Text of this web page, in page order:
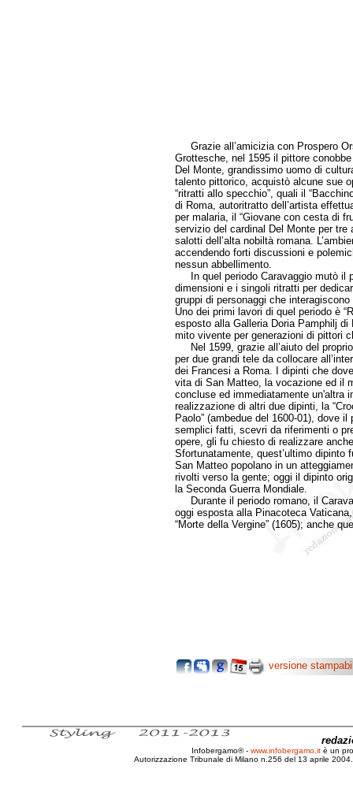
Grazie all’amicizia con Prospero
Grottesche, nel 1595 il pittore
Del Monte, grandissimo uomo di
talento pittorico, acquistò alcune sue
“ritratti allo specchio”, quali il
di Roma, autoritratto dell’artista
per malaria, il “Giovane con cesta di
servizio del cardinal Del Monte per
salotti dell’alta nobiltà romana.
accendendo forti discussioni e
nessun abbellimento.
In quel periodo Caravaggio mutò il
dimensioni e i singoli ritratti per
gruppi di personaggi che
Uno dei primi lavori di quel periodo è
esposto alla Galleria Doria Pamphilj
mito vivente per generazioni di pittori
Nel 1599, grazie all’aiuto del
per due grandi tele da collocare
dei Francesi a Roma. I dipinti che
vita di San Matteo, la vocazione ed il
concluse ed immediatamente un'altra
realizzazione di altri due dipinti, la
Paolo” (ambedue del 1600-01), dove
semplici fatti, scevri da riferimenti o
opere, gli fu chiesto di realizzare
Sfortunatamente, quest’ultimo dipinto
San Matteo popolano in un
rivolti verso la gente; oggi il dipinto
la Seconda Guerra Mondiale.
Durante il periodo romano, il
oggi esposta alla Pinacoteca
“Morte della Vergine” (1605); anche
versione
Infobergamo® - www.infobergamo.it è un
Autorizzazione Tribunale di Milano n.256 del 13 aprile